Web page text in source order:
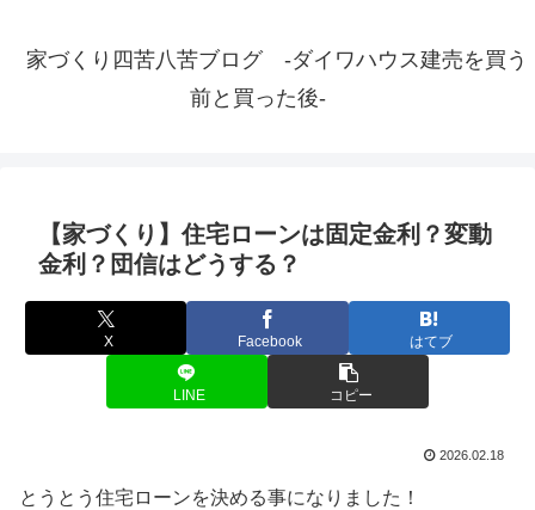
家づくり四苦八苦ブログ -ダイワハウス建売を買う
前と買った後-
【家づくり】住宅ローンは固定金利？変動
金利？団信はどうする？
X Facebook はてブ
LINE コピー
2026.02.18
とうとう住宅ローンを決める事になりました！